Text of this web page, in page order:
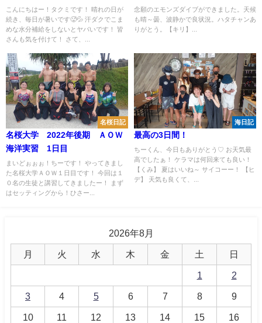
こんにちはー！タクミです！ 晴れの日が
続き、毎日が暑いです🥵💦 汗ダクでこま
めな水分補給をしないとヤバいです！ 皆
さんも気を付けて！ さて、...
念願のエモンズダイブができました。天候
も晴～曇、波静かで良状況。ハタチャンあ
りがとう。【キリ】...
名桜日記
名桜大学 2022年後期 ＡＯＷ
海洋実習 1日目
まいどぉぉぉ！ちーです！ やってきまし
た名桜大学ＡＯＷ１日目です！ 今回は１
０名の生徒と講習してきましたー！ まず
はセッティングから！ひさー...
海日記
最高の3日間！
ちーくん、今日もありがとう♡ お天気最
高でしたぁ！ ケラマは何回来ても良い！
【くみ】 夏はいいね～ サイコーー！ 【ヒ
デ】 天気も良くて、...
2026年8月
月 火 水 木 金 土 日
1 2
3 4 5 6 7 8 9
10 11 12 13 14 15 16